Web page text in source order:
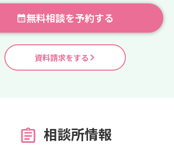
無料相談を予約する
資料請求をする
相談所情報